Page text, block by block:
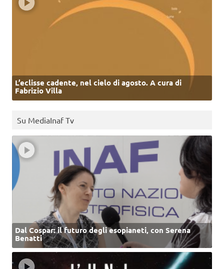
L’eclisse cadente, nel cielo di agosto. A cura di
Fabrizio Villa
Su MediaInaf Tv
Dal Cospar: il futuro degli esopianeti, con Serena
Benatti